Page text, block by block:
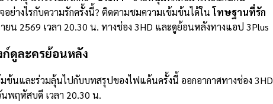
อย่างไรกับความรักครั้งนี้? ติดตามชมความเข้มข้นได้ในโทษฐานที่รัก
น 2569 เวลา 20.30 น. ทางช่อง 3HD และดูย้อนหลังทางแอป 3Plus
ดูละครย้อนหลัง
ข้นและร่วมลุ้นไปกับบทสรุปของไฟแค้นครั้งนี้ ออกอากาศทางช่อง 3HD
พฤหัสบดี เวลา 20.30 น.